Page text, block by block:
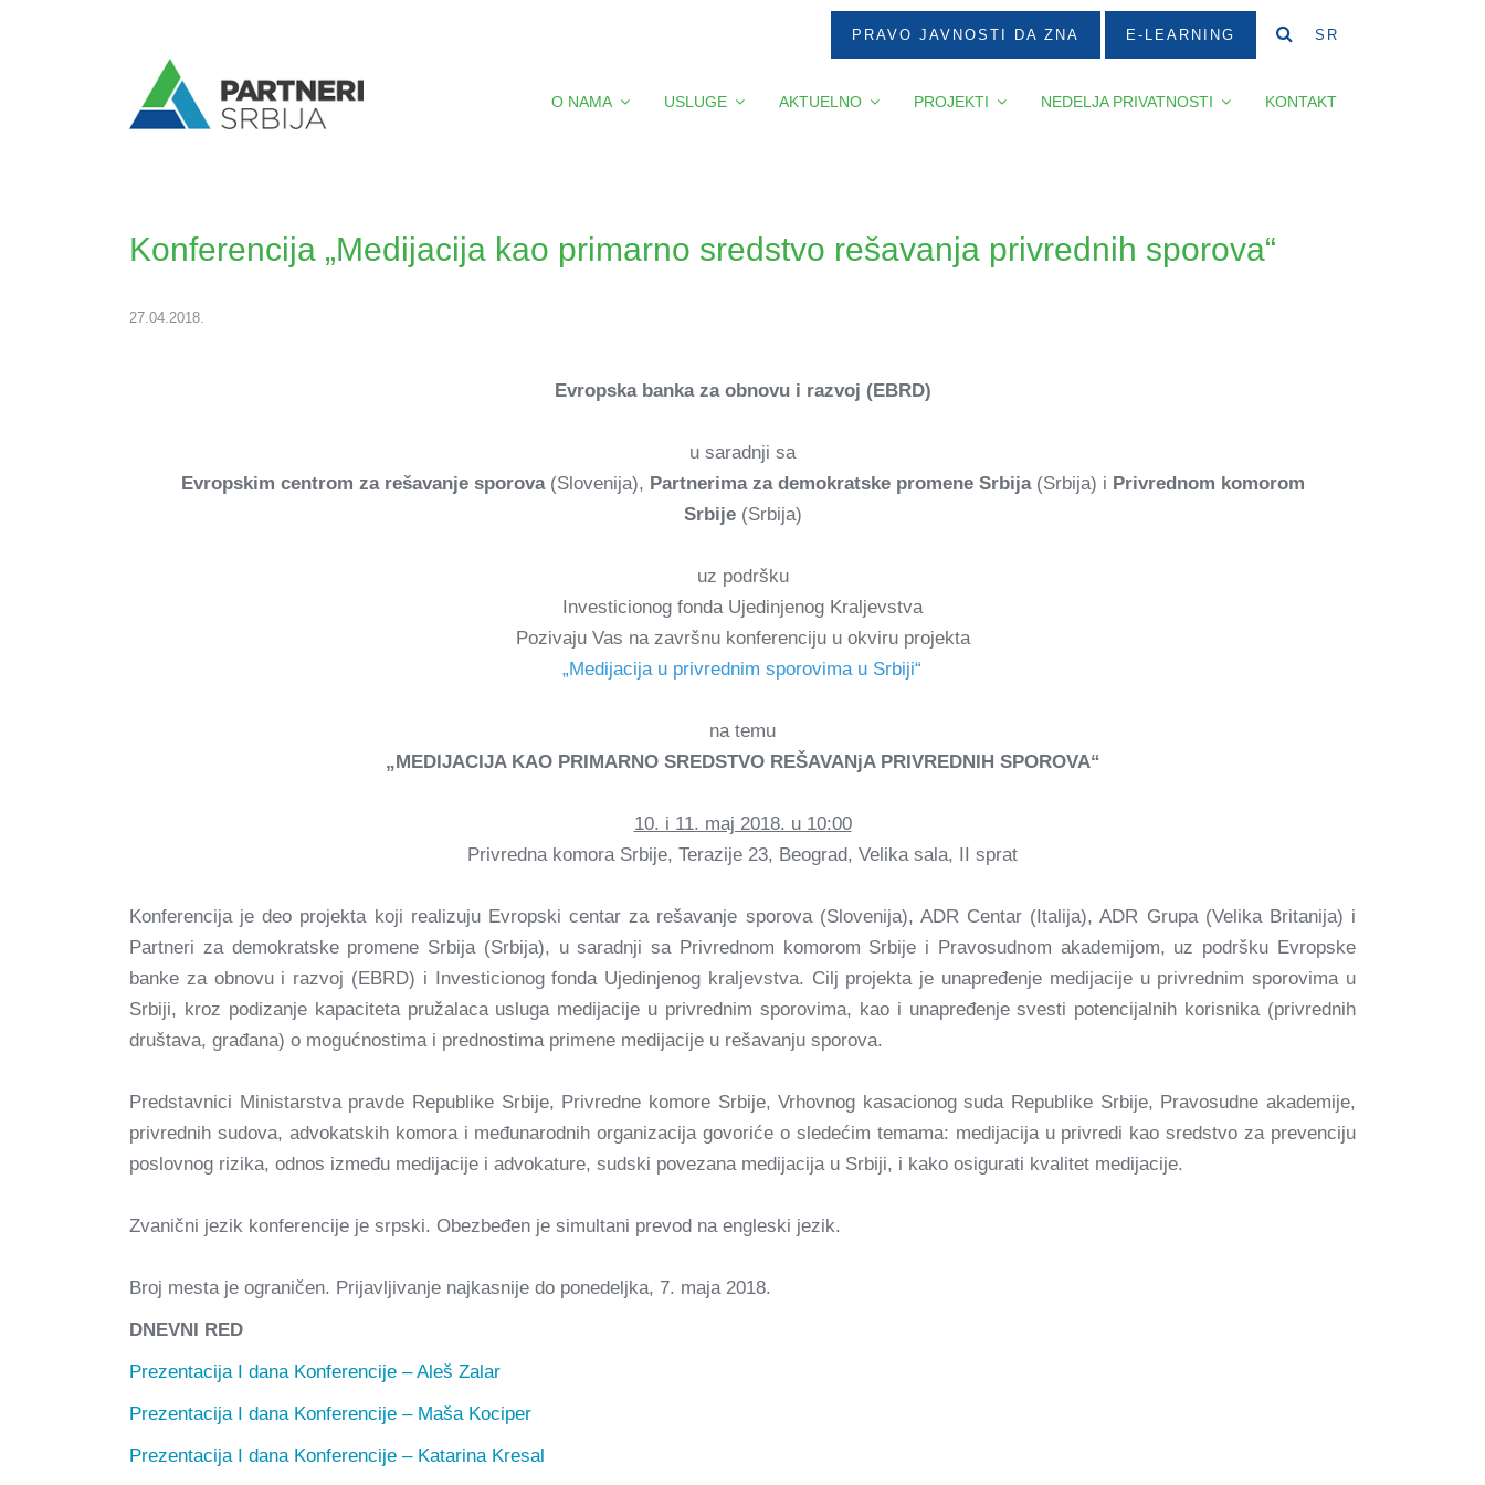
PRAVO JAVNOSTI DA ZNA E-LEARNING SR
O NAMA USLUGE AKTUELNO PROJEKTI NEDELJA PRIVATNOSTI KONTAKT
Konferencija „Medijacija kao primarno sredstvo rešavanja privrednih sporova“
27.04.2018.
Evropska banka za obnovu i razvoj (EBRD)
u saradnji sa
Evropskim centrom za rešavanje sporova (Slovenija), Partnerima za demokratske promene Srbija (Srbija) i Privrednom komorom
Srbije(Srbija)
uz podršku
Investicionog fonda Ujedinjenog Kraljevstva
Pozivaju Vas na završnu konferenciju u okviru projekta
„Medijacija u privrednim sporovima u Srbiji“
na temu
„MEDIJACIJA KAO PRIMARNO SREDSTVO REŠAVANjA PRIVREDNIH SPOROVA“
10. i 11. maj 2018. u 10:00
Privredna komora Srbije, Terazije 23, Beograd, Velika sala, II sprat
Konferencija je deo projekta koji realizuju Evropski centar za rešavanje sporova (Slovenija), ADR Centar (Italija), ADR Grupa (Velika Britanija) i
Partneri za demokratske promene Srbija (Srbija), u saradnji sa Privrednom komorom Srbije i Pravosudnom akademijom, uz podršku Evropske
banke za obnovu i razvoj (EBRD) i Investicionog fonda Ujedinjenog kraljevstva. Cilj projekta je unapređenje medijacije u privrednim sporovima u
Srbiji, kroz podizanje kapaciteta pružalaca usluga medijacije u privrednim sporovima, kao i unapređenje svesti potencijalnih korisnika (privrednih
društava, građana) o mogućnostima i prednostima primene medijacije u rešavanju sporova.
Predstavnici Ministarstva pravde Republike Srbije, Privredne komore Srbije, Vrhovnog kasacionog suda Republike Srbije, Pravosudne akademije,
privrednih sudova, advokatskih komora i međunarodnih organizacija govoriće o sledećim temama: medijacija u privredi kao sredstvo za prevenciju
poslovnog rizika, odnos između medijacije i advokature, sudski povezana medijacija u Srbiji, i kako osigurati kvalitet medijacije.
Zvanični jezik konferencije je srpski. Obezbeđen je simultani prevod na engleski jezik.
Broj mesta je ograničen. Prijavljivanje najkasnije do ponedeljka, 7. maja 2018.
DNEVNI RED
Prezentacija I dana Konferencije – Aleš Zalar
Prezentacija I dana Konferencije – Maša Kociper
Prezentacija I dana Konferencije – Katarina Kresal